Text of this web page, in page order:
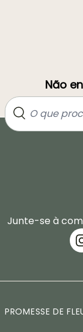
Não
Junte-se à
PROMESSE DE